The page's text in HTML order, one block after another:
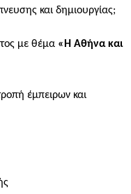
και δημιουργίας;
με θέμα «Η Αθήνα και
έμπειρων και